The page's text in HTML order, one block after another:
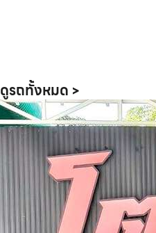
ดูรถทั้งหมด >